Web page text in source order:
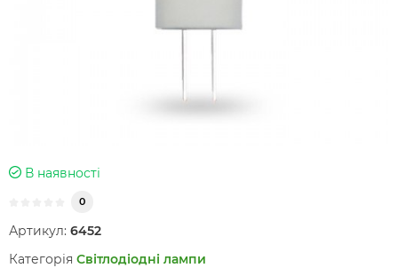
В наявності
0
Артикул: 6452
Категорія Світлодіодні лампи